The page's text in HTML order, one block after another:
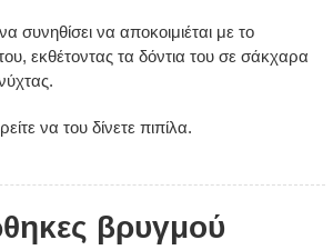
συνηθίσει να αποκοιμιέται με το
εκθέτοντας τα δόντια του σε σάκχαρα
να του δίνετε πιπίλα.
βρυγμού